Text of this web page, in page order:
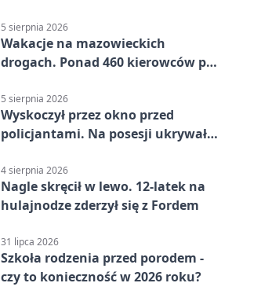
5 sierpnia 2026
Wakacje na mazowieckich
drogach. Ponad 460 kierowców po
5 sierpnia 2026
Wyskoczył przez okno przed
policjantami. Na posesji ukrywał
4 sierpnia 2026
Nagle skręcił w lewo. 12-latek na
hulajnodze zderzył się z Fordem
31 lipca 2026
Szkoła rodzenia przed porodem -
czy to konieczność w 2026 roku?